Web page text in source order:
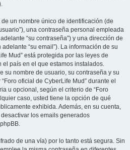
un nombre único de identificación (de
una contraseña personal empleada
“su contraseña”) y una dirección de
“su email”). La información de su
Mud” está protegida por las leyes de
país en el que estamos instalados.
su nombre de usuario, su contraseña y su
oficial de CyberLife Mud” durante el
u opcional, según el criterio de “Foro
caso, usted tiene la opción de qué
exhibida. Además, en su cuenta,
los emails generados
de una vía) por lo tanto está segura. Sin